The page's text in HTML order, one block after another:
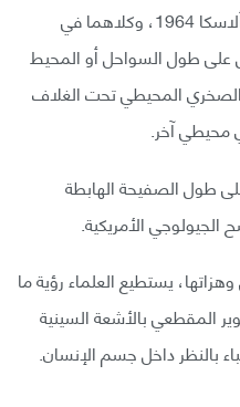
والآخر الذي تبلغ شدته 9.2 درجة في ألاسكا 1964، وكلاهما في
على طول السواحل أو المحيط
الصخري المحيطي تحت الغلاف
محيطي آخر.
طول الصفيحة الهابطة
الأمريكية.
يستطيع العلماء رؤية ما
المقطعي بالأشعة السينية
بالنظر داخل جسم الإنسان.